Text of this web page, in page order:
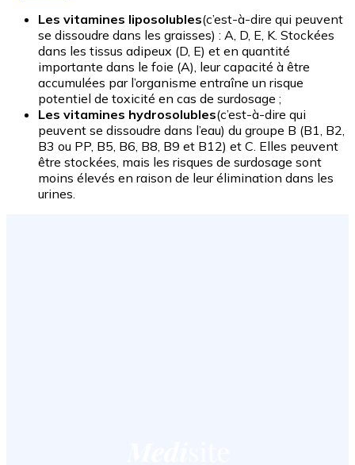
Les vitamines liposolubles(c’est-à-dire qui peuvent
se dissoudre dans les graisses) : A, D, E, K. Stockées
dans les tissus adipeux (D, E) et en quantité
importante dans le foie (A), leur capacité à être
accumulées par l’organisme entraîne un risque
potentiel de toxicité en cas de surdosage ;
Les vitamines hydrosolubles(c’est-à-dire qui
peuvent se dissoudre dans l’eau) du groupe B (B1, B2,
B3 ou PP, B5, B6, B8, B9 et B12) et C. Elles peuvent
être stockées, mais les risques de surdosage sont
moins élevés en raison de leur élimination dans les
urines.